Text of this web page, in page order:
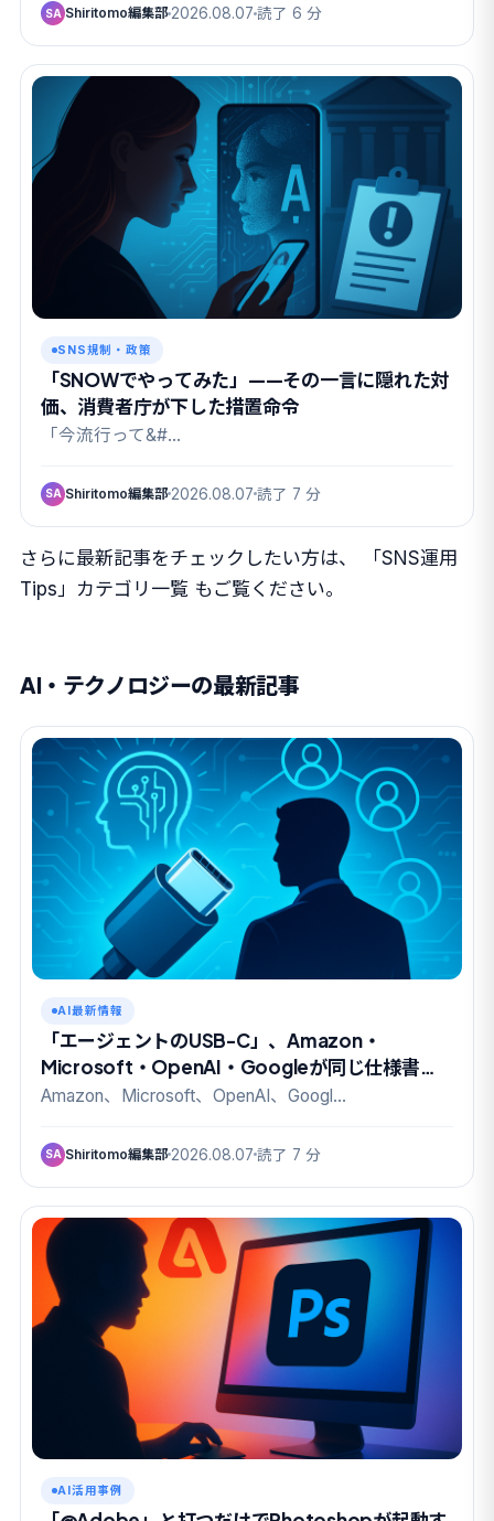
SA Shiritomo編集部 2026.08.07 読了 6 分
SNS規制・政策
「SNOWでやってみた」——その一言に隠れた対
価、消費者庁が下した措置命令
「今流行って&#…
SA Shiritomo編集部 2026.08.07 読了 7 分
さらに最新記事をチェックしたい方は、
「SNS運用
Tips」カテゴリ一覧 もご覧ください。
AI・テクノロジーの最新記事
AI最新情報
「エージェントのUSB-C」、Amazon・
Microsoft・OpenAI・Googleが同じ仕様書に
名を連ねた
Amazon、Microsoft、OpenAI、Googl…
SA Shiritomo編集部 2026.08.07 読了 7 分
AI活用事例